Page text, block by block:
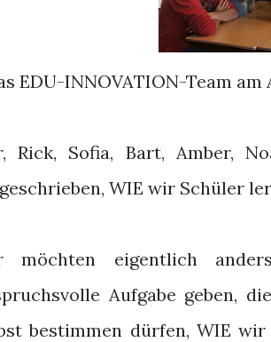
EDU-INNOVATION-Team
Rick, Sofia, Bart, Amber,
WIE wir Schüler
möchten eigentlich
Aufgabe geben,
bestimmen dürfen, WIE